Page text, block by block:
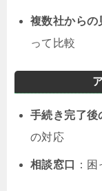
複数社からの
って比較
手続き完了後
の対応
相談窓口 ：